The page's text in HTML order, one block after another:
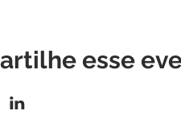
esse